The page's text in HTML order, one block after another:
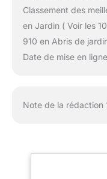
Classement des
en Jardin ( Voir les
910 en Abris de
Date de mise en
Note de la rédaction